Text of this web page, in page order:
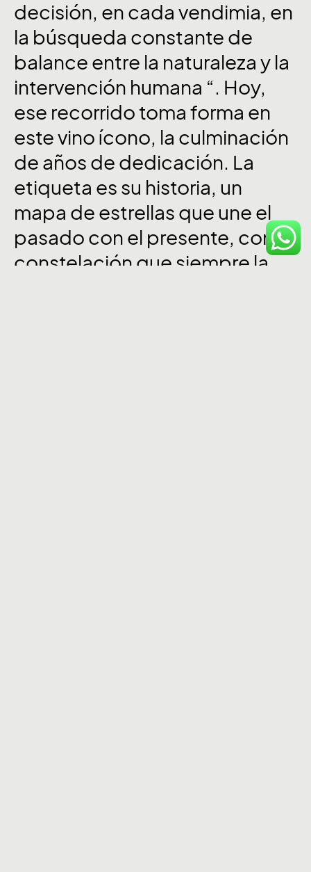
decisión, en cada vendimia, en
la búsqueda constante de
balance entre la naturaleza y la
intervención humana “. Hoy,
ese recorrido toma forma en
estevino ícono, la culminación
de años de dedicación. La
etiqueta es su historia, un
mapa de estrellas que une el
pasado con el presente, conla
constelación que siempre la